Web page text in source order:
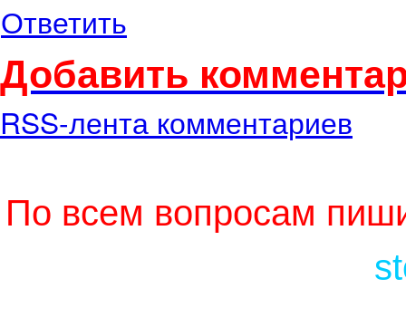
Ответить
Добавить
RSS-лента комментариев
По всем вопросам